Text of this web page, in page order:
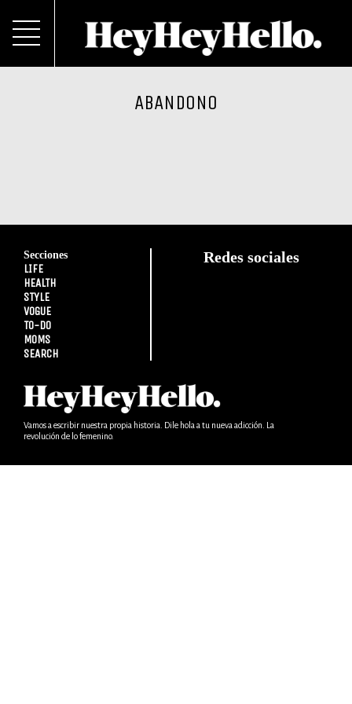
ABANDONO
Secciones
LIFE
HEALTH
STYLE
VOGUE
TO-DO
MOMS
SEARCH
Redes sociales
Vamos a escribir nuestra propia historia. Dile hola a tu nueva adicción. La
revolución de lo femenino.